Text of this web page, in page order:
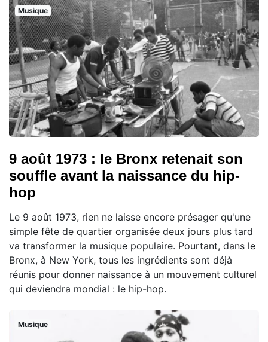
Musique
9 août 1973 : le Bronx retenait son
souffle avant la naissance du hip-
hop
Le 9 août 1973, rien ne laisse encore présager qu'une
simple fête de quartier organisée deux jours plus tard
va transformer la musique populaire. Pourtant, dans le
Bronx, à New York, tous les ingrédients sont déjà
réunis pour donner naissance à un mouvement culturel
qui deviendra mondial : le hip-hop.
Musique